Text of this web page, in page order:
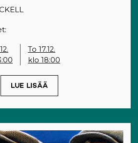
To 17.12.
klo 18:00
IN A NEW TAB)
LUE LISÄÄ